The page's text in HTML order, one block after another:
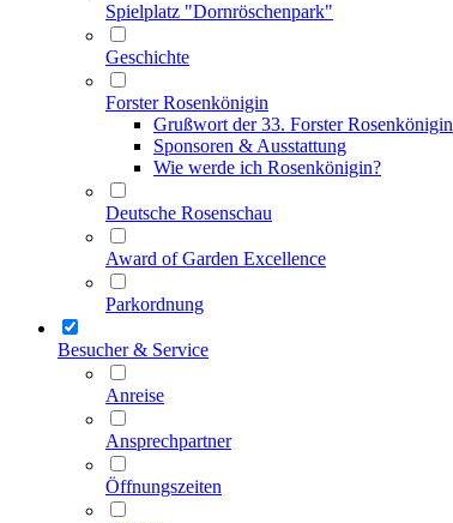
Spielplatz "Dornröschenpark"
Geschichte
Forster Rosenkönigin
Grußwort der 33. Forster Rosenkönigin
Sponsoren & Ausstattung
Wie werde ich Rosenkönigin?
Deutsche Rosenschau
Award of Garden Excellence
Parkordnung
Besucher & Service
Anreise
Ansprechpartner
Öffnungszeiten